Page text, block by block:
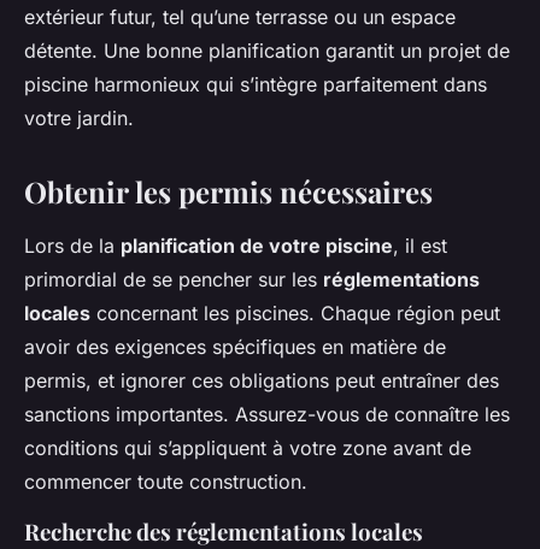
extérieur futur, tel qu’une terrasse ou un espace
détente. Une bonne planification garantit un projet de
piscine harmonieux qui s’intègre parfaitement dans
votre jardin.
Obtenir les permis nécessaires
Lors de la planification de votre piscine, il est
primordial de se pencher sur les réglementations
locales concernant les piscines. Chaque région peut
avoir des exigences spécifiques en matière de
permis, et ignorer ces obligations peut entraîner des
sanctions importantes. Assurez-vous de connaître les
conditions qui s’appliquent à votre zone avant de
commencer toute construction.
Recherche des réglementations locales